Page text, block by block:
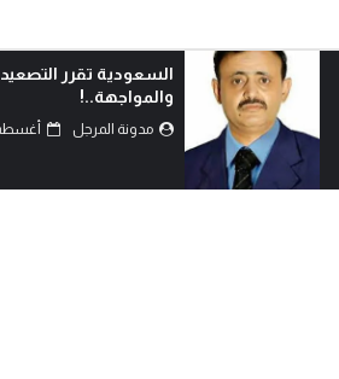
أحزموا حقائبكم وترقبوا..!
مدونة المرجل